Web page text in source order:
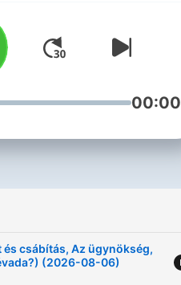
00:00
és csábítás, Az ügynökség,
(2026-08-06)